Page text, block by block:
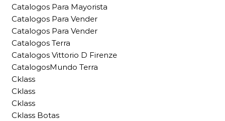
Catalogos Para Mayorista
Catalogos Para Vender
Catalogos Para Vender
Catalogos Terra
Catalogos Vittorio D Firenze
CatalogosMundo Terra
Cklass
Cklass
Cklass
Cklass Botas